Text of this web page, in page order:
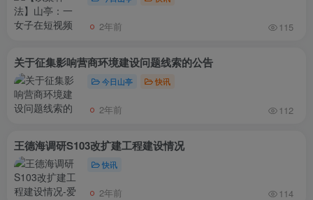
2年前 115
关于征集影响营商环境建设问题线索的公告
今日山亭 快讯
2年前 112
王德海调研S103改扩建工程建设情况
快讯
2年前 114